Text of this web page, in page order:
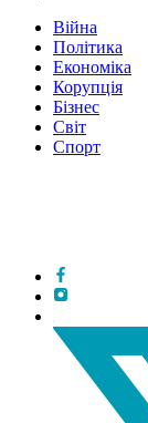
Війна
Політика
Економіка
Корупція
Бізнес
Світ
Спорт